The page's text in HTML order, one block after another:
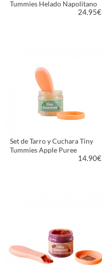
Tummies Helado Napolitano
24.95€
Set de Tarro y Cuchara Tiny
Tummies Apple Puree
14.90€